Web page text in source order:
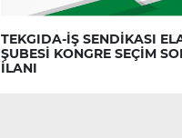
TEKGIDA-İŞ SENDİKASI
ŞUBESİ KONGRE SEÇİM
İLANI